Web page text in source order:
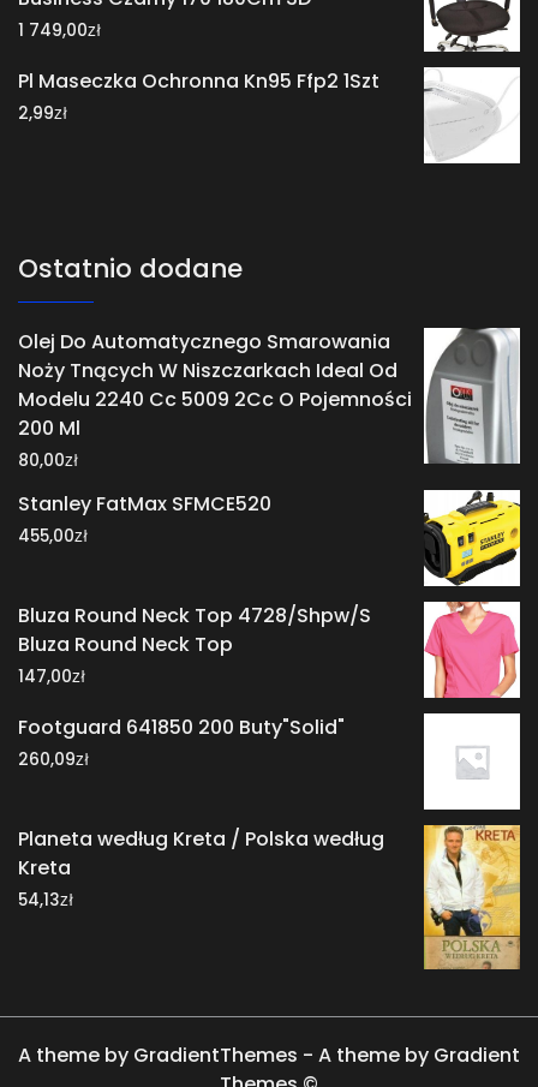
1 749,00zł
Pl Maseczka Ochronna Kn95 Ffp2 1Szt
2,99zł
Ostatnio dodane
Olej Do Automatycznego Smarowania
Noży Tnących W Niszczarkach Ideal Od
Modelu 2240 Cc 5009 2Cc O Pojemności
200 Ml
80,00zł
Stanley FatMax SFMCE520
455,00zł
Bluza Round Neck Top 4728/Shpw/S
Bluza Round Neck Top
147,00zł
Footguard 641850 200 Buty"Solid"
260,09zł
Planeta według Kreta / Polska według
Kreta
54,13zł
A theme by GradientThemes - A theme by Gradient